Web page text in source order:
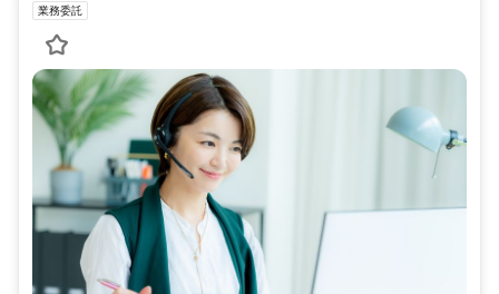
業務委託